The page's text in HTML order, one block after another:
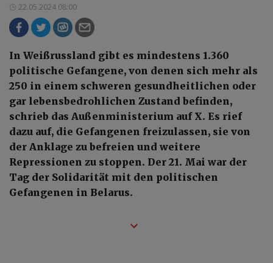
22.05.2024 08:00
In Weißrussland gibt es mindestens 1.360
politische Gefangene, von denen sich mehr als
250 in einem schweren gesundheitlichen oder
gar lebensbedrohlichen Zustand befinden,
schrieb das Außenministerium auf X. Es rief
dazu auf, die Gefangenen freizulassen, sie von
der Anklage zu befreien und weitere
Repressionen zu stoppen. Der 21. Mai war der
Tag der Solidarität mit den politischen
Gefangenen in Belarus.